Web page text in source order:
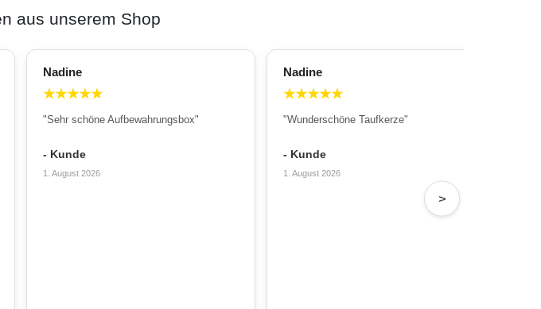
aus unserem Shop
Nadine
★★★★★
"Sehr schöne Aufbewahrungsbox"
- Kunde
1. August 2026
Nadine
★★★★★
"Wunderschöne Taufkerze"
- Kunde
1. August 2026
>